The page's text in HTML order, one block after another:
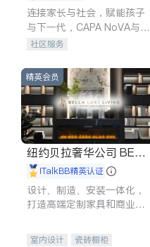
连接家长与社会，赋能孩子
与下一代，CAPA NoVA与您
携手建设包容、公平、充满
社区服务
精英会员
纽约贝拉奢华公司 BELL
A LUXE
iTalkBB精英认证
设计、制造、安装一体化，
打造高端定制家具和商业空
室内设计
瓷砖橱柜